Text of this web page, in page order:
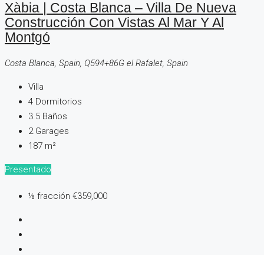
Xàbia | Costa Blanca – Villa De Nueva
Construcción Con Vistas Al Mar Y Al
Montgó
Costa Blanca, Spain, Q594+86G el Rafalet, Spain
Villa
4 Dormitorios
3.5 Baños
2 Garages
187 m²
Presentado
⅛ fracción €359,000